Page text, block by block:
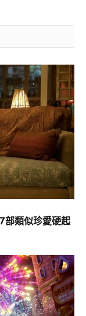
部類似珍愛硬起